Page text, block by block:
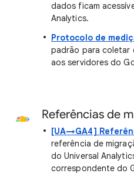
dados ficam
Analytics.
Protocolo de
padrão para coletar
aos servidores do
Referências de
[UA→GA4]
referência de
do Universal
correspondente do